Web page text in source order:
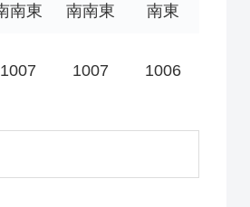
南東 南南東 南東
1007 1007 1006